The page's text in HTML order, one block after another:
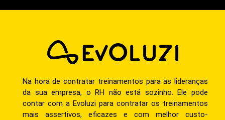
Na hora de contratar treinamentos para as lideranças
da sua empresa, o RH não está sozinho. Ele pode
contar com a Evoluzi para contratar os treinamentos
mais assertivos, eficazes e com melhor custo-